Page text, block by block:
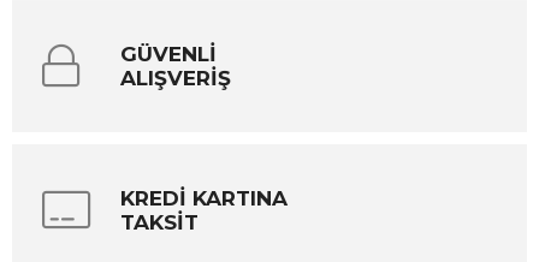
GÜVENLİ
ALIŞVERİŞ
KREDİ KARTINA
TAKSİT